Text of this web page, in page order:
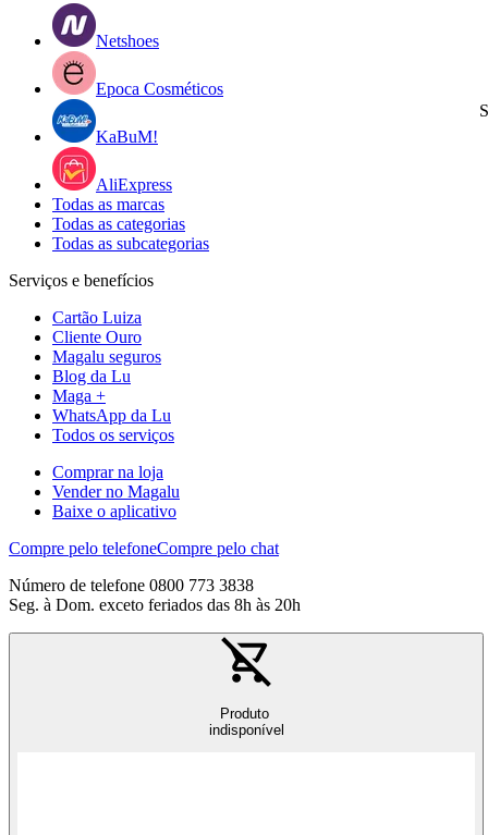
Netshoes
Epoca Cosméticos
KaBuM!
AliExpress
Todas as marcas
Todas as categorias
Todas as subcategorias
Serviços e benefícios
Cartão Luiza
Cliente Ouro
Magalu seguros
Blog da Lu
Maga +
WhatsApp da Lu
Todos os serviços
Comprar na loja
Vender no Magalu
Baixe o aplicativo
Compre pelo telefoneCompre pelo chat
Número de telefone 0800 773 3838
Seg. à Dom. exceto feriados das 8h às 20h
Produto
indisponível